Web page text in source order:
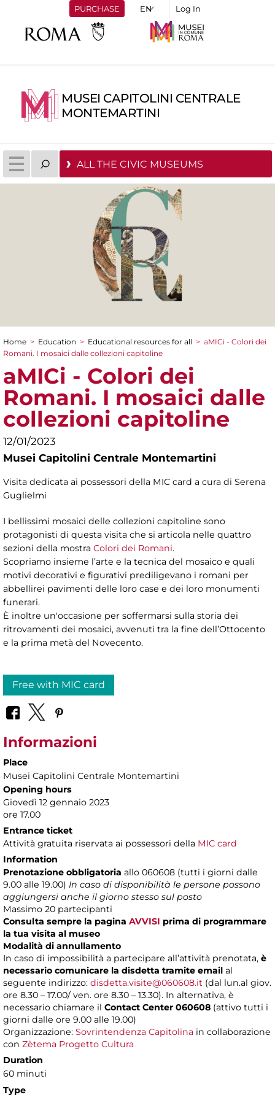
PURCHASE Log In
MUSEI CAPITOLINI CENTRALE
MONTEMARTINI
ALL THE CIVIC MUSEUMS
You are here
Home > Education > Educational resources for all > aMICi - Colori dei
Romani. I mosaici dalle collezioni capitoline
aMICi - Colori dei
Romani. I mosaici dalle
collezioni capitoline
12/01/2023
Musei Capitolini Centrale Montemartini
Visita dedicata ai possessori della MIC card a cura di Serena
Guglielmi
I bellissimi mosaici delle collezioni capitoline sono
protagonisti di questa visita che si articola nelle quattro
sezioni della mostra Colori dei Romani.
Scopriamo insieme l’arte e la tecnica del mosaico e quali
motivi decorativi e figurativi prediligevano i romani per
abbellirei pavimenti delle loro case e dei loro monumenti
funerari.
È inoltre un'occasione per soffermarsi sulla storia dei
ritrovamenti dei mosaici, avvenuti tra la fine dell’Ottocento
e la prima metà del Novecento.
Free with MIC card
Informazioni
Place
Musei Capitolini Centrale Montemartini
Opening hours
Giovedì 12 gennaio 2023
ore 17.00
Entrance ticket
Attività gratuita riservata ai possessori della MIC card
Information
Prenotazione obbligatoria allo 060608 (tutti i giorni dalle
9.00 alle 19.00) In caso di disponibilità le persone possono
aggiungersi anche il giorno stesso sul posto
Massimo 20 partecipanti
Consulta sempre la pagina AVVISI prima di programmare
la tua visita al museo
Modalità di annullamento
In caso di impossibilità a partecipare all’attività prenotata, è
necessario comunicare la disdetta tramite email al
seguente indirizzo: disdetta.visite@060608.it (dal lun.al giov.
ore 8.30 – 17.00/ ven. ore 8.30 – 13.30). In alternativa, è
necessario chiamare il Contact Center 060608 (attivo tutti i
giorni dalle ore 9.00 alle 19.00)
Organizzazione: Sovrintendenza Capitolina in collaborazione
con Zètema Progetto Cultura
Duration
60 minuti
Type